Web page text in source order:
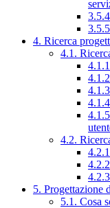
4. Ricerca
4.1.
4.2.
5. Progettazione
5.1. Cosa